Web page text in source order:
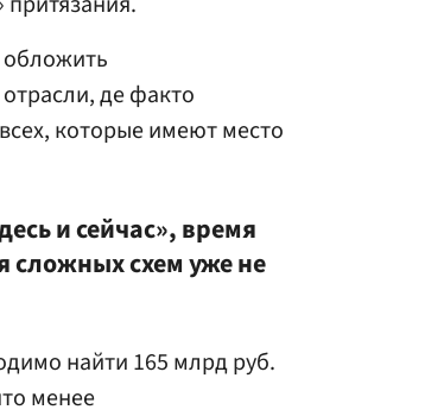
обложить
де факто
которые имеют место
и сейчас», время
сложных схем уже не
найти 165 млрд руб.
менее